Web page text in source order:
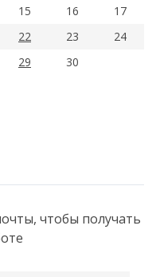
15 16
17
22 23
24
29 30
чтобы получать